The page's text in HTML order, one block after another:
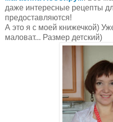
даже интересные рецепты
предоставляются!
А это я с моей книжечкой)
маловат... Размер детский)